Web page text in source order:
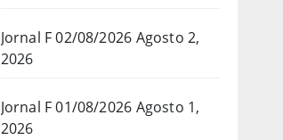
Jornal F 02/08/2026 Agosto 2,
2026
Jornal F 01/08/2026 Agosto 1,
2026